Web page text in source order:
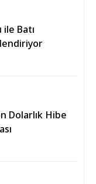
Batı
Dolarlık Hibe